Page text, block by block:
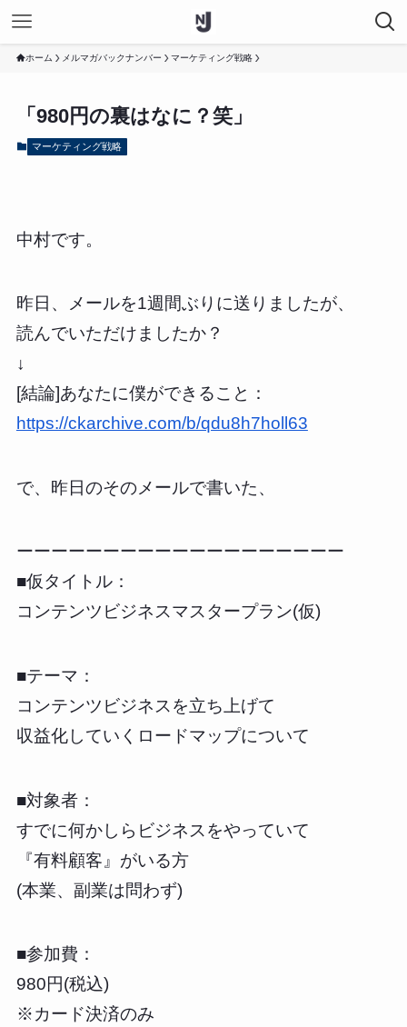
ホーム メルマガバックナンバー マーケティング戦略
「980円の裏はなに？笑」
マーケティング戦略
中村です。
昨日、メールを1週間ぶりに送りましたが、
読んでいただけましたか？
↓
[結論]あなたに僕ができること：
https://ckarchive.com/b/qdu8h7holl63
で、昨日のそのメールで書いた、
ーーーーーーーーーーーーーーーーーーー
■仮タイトル：
コンテンツビジネスマスタープラン(仮)
■テーマ：
コンテンツビジネスを立ち上げて
収益化していくロードマップについて
■対象者：
すでに何かしらビジネスをやっていて
『有料顧客』がいる方
(本業、副業は問わず)
■参加費：
980円(税込)
※カード決済のみ